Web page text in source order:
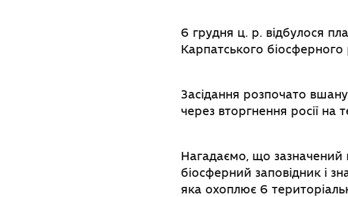
6 грудня ц. р. відбулося
Карпатського
Засідання розпочато
через вторгнення росії на
Нагадаємо, що зазначений
біосферний заповідник і
яка охоплює 6